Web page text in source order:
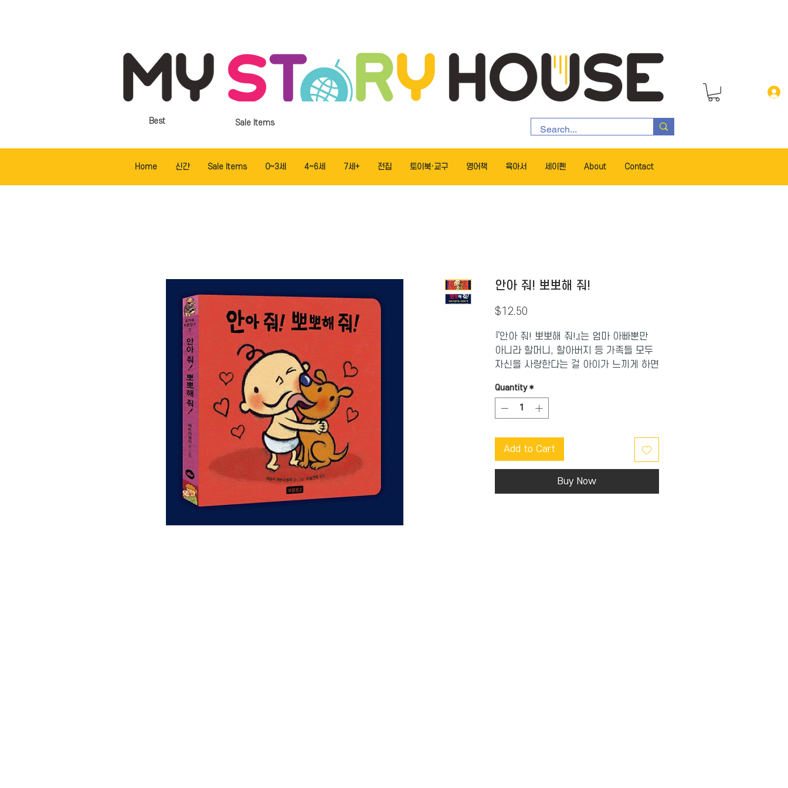
Sale Items
Best
Home 신간 Sale Items 0~3세 4~6세 7세+ 전집 토이북·교구 영어책 육아서 세이펜 About Contact
안아 줘! 뽀뽀해 줘!
$12.50Price
『안아 줘! 뽀뽀해 줘!』는 엄마 아빠뿐만
아니라 할머니, 할아버지 등 가족들 모두
자신을 사랑한다는 걸 아이가 느끼게 하면
한 담요 등 자신이 사랑하는 사람과 사물
에 마음껏 애정을 표현하는 것이 얼마나
좋은 일인지 아이에게 알려 준다.
Quantity *
Add to Cart
Buy Now